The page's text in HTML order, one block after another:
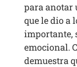
para anotar
que le dio a
importante,
emocional.
demuestra